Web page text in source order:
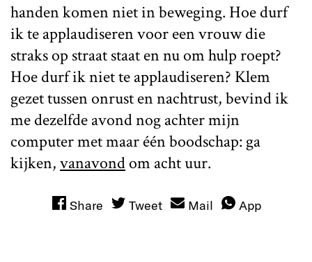
handen komen niet in beweging. Hoe durf
ik te applaudiseren voor een vrouw die
straks op straat staat en nu om hulp roept?
Hoe durf ik niet te applaudiseren? Klem
gezet tussen onrust en nachtrust, bevind ik
me dezelfde avond nog achter mijn
computer met maar één boodschap: ga
kijken,vanavondom acht uur.
Share Tweet Mail App